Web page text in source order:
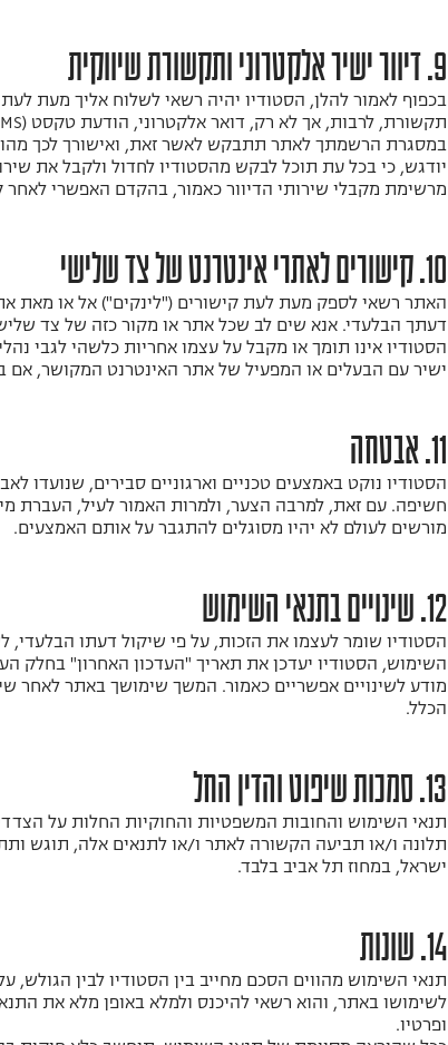
9. דיוור ישיר אלקטרוני ותקשורת שיווקית
בכפוף לאמור להלן, הסטודיו יהיה רשאי לשלוח אליך מעת
תקשורת, לרבות, אך לא רק, דואר אלקטרוני, הודעת טקסט (SMS) וכיו"ב (להלן: "שירותי דיוור ישיר").
במסגרת הרשמתך לאתר תתבקש לאשר זאת, ואישורך לכך
יודגש, כי בכל עת תוכל לבקש מהסטודיו לחדול ולקבל את
מרשימת מקבלי שירותי הדיוור כאמור, בהקדם האפשרי לאחר
10. קישורים לאתרי אינטרנט של צד שלישי
האתר רשאי לספק מעת לעת קישורים ("לינקים") אל או מאת
דעתך הבלעדי. אנא שים לב שכל אתר או מקור כזה של צד
הסטודיו אינו תומך או מקבל על עצמו אחריות כלשהי לגבי
ישיר עם הבעלים או המפעיל של אתר האינטרנט המקושר, אם
11. אבטחה
הסטודיו נוקט באמצעים טכניים וארגוניים סבירים, שנועדו
חשיפה. עם זאת, למרבה הצער, ולמרות האמור לעיל, העברת
מורשים לעולם לא יהיו מסוגלים להתגבר על אותם האמצעים.
12. שינויים בתנאי השימוש
הסטודיו שומר לעצמו את הזכות, על פי שיקול דעתו
השימוש, הסטודיו יעדכן את תאריך "העדכון האחרון" בחלק
מודע לשינויים אפשריים כאמור. המשך שימושך באתר לאחר
הכלל.
13. סמכות שיפוט והדין החל
תנאי השימוש והחובות המשפטיות והחוקיות החלות על
תלונה ו/או תביעה הקשורה לאתר ו/או לתנאים אלה, תוגש
ישראל, במחוז תל אביב בלבד.
14. שונות
לשימושו באתר, והוא רשאי להיכנס ולמלא באופן מלא את
ופרטיו.